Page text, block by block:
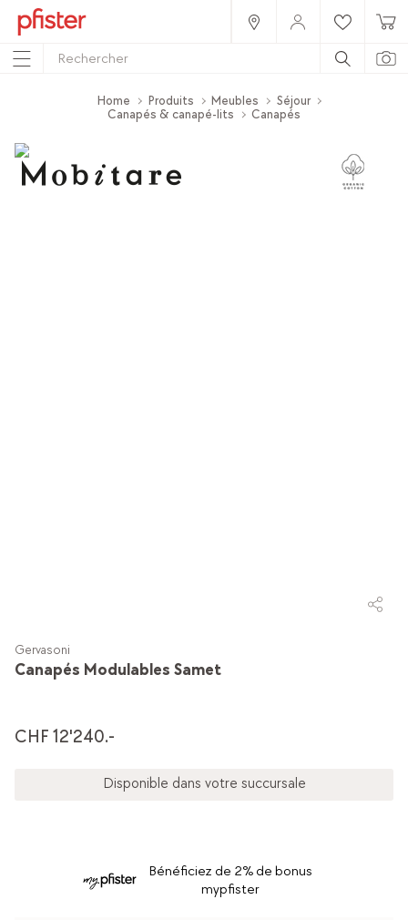
Home Produits Meubles
Séjour
Canapés & canapé-lits
Canapés
Canapés Modulables Samet
Gervasoni
CHF 12'240.-
Disponible dans votre succursale
Bénéficiez de 2% de bonus
mypfister